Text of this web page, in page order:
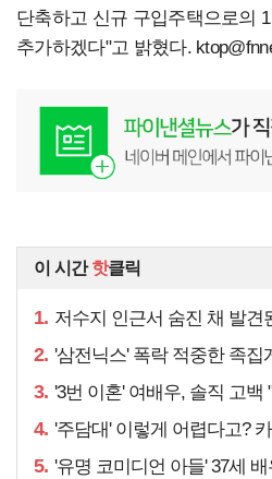
단축하고 신규 구입주택으로의
추가하겠다"고 밝혔다.
이 시간핫클릭
1. 저수지 인근서 숨진 채 발견된 50
2. '삼전닉스' 폭락 적중한 족집게
3. '3번 이혼' 여배우, 솔직 고백
4. '주담대' 이렇게 어렵다고? 카뱅
5. '유명 코미디언 아들' 37세 배우,